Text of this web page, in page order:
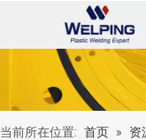
当前所在位置: 首页 » 资